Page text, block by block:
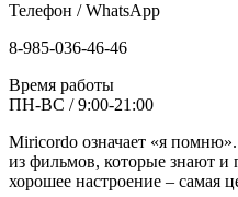
Телефон / WhatsApp
8-985-036-46-46
Время работы
ПН-ВС / 9:00-21:00
Miricordo означает «я
из фильмов, которые знают
хорошее настроение – самая